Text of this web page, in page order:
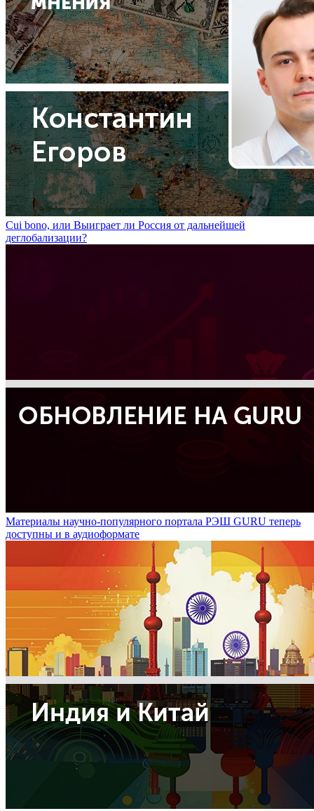
Cui bono, или Выиграет ли Россия от дальнейшей
деглобализации?
Материалы научно-популярного портала РЭШ GURU теперь
доступны и в аудиоформате